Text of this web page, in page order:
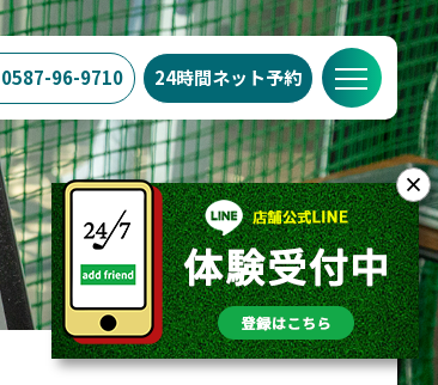
料金 ブログ FAQ 店舗概要
0587-96-9710 24時間ネット予約
×